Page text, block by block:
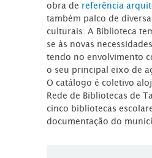
obra de referência
também palco de
culturais. A Biblioteca
se às novas
tendo no envolvimento
o seu principal eixo de
O catálogo é coletivo
Rede de Bibliotecas de
cinco bibliotecas
documentação do